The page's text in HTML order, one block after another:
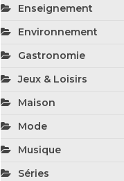
Enseignement
Environnement
Gastronomie
Jeux & Loisirs
Maison
Mode
Musique
Séries